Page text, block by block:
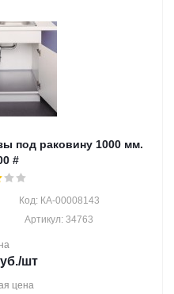
под раковину 1000 мм.
#
Код: КА-00008143
Артикул: 34763
/шт
цена